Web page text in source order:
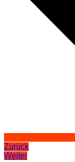
Zurück
Weiter